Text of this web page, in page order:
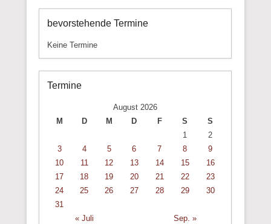
bevorstehende Termine
Keine Termine
Termine
August 2026
M
D M D F S
S
1
2
3
4 5 6 7 8
9
10
11 12 13 14 15
16
17
18 19 20 21 22
23
24
25 26 27 28 29
30
31
« Juli
Sep. »